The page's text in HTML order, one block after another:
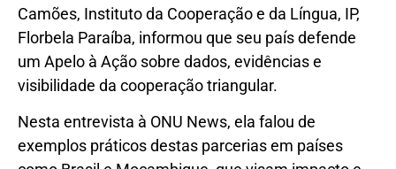
Camões, Instituto da Cooperação e da Língua, IP,
Florbela Paraíba, informou que seu país defende
um Apelo à Ação sobre dados, evidências e
visibilidade da cooperação triangular.
Nesta entrevista à ONU News, ela falou de
exemplos práticos destas parcerias em países